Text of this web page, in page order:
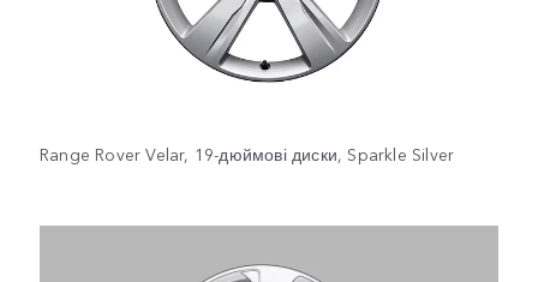
Range Rover Velar, 19-дюймові диски, Sparkle Silver